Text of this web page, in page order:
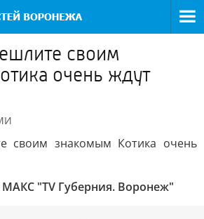
своим
очень ждут
своим знакомым Котика очень
МАКС "TV Губерния. Воронеж"